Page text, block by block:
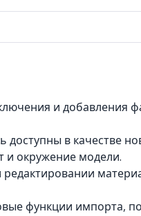
и добавления
в качестве
и окружение модели.
функции импорта,